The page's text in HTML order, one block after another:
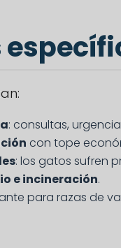
: consultas,
con tope
: los gatos sufren
e incineración.
para razas de